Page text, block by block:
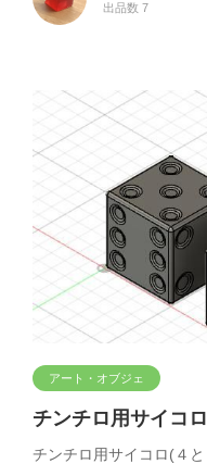
出品数 7
アート・オブジェ
チンチロ用サイコ
チンチロ用サイコロ(４